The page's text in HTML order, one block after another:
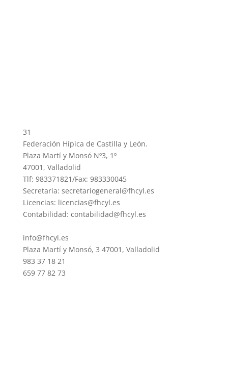
31
Federación Hípica de Castilla y León.
Plaza Martí y Monsó Nº3, 1º
47001, Valladolid
Tlf: 983371821/Fax: 983330045
Secretaria: secretariogeneral@fhcyl.es
Licencias: licencias@fhcyl.es
Contabilidad: contabilidad@fhcyl.es
info@fhcyl.es
Plaza Martí y Monsó, 3 47001, Valladolid
983 37 18 21
659 77 82 73